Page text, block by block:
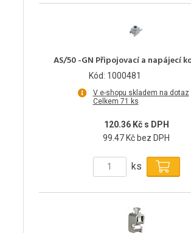
AS/50 -GN Připojovací a napájecí
Kód: 1000481
V e-shopu skladem na dotaz
Celkem 71 ks
120.36 Kč s DPH
99.47 Kč bez DPH
ks